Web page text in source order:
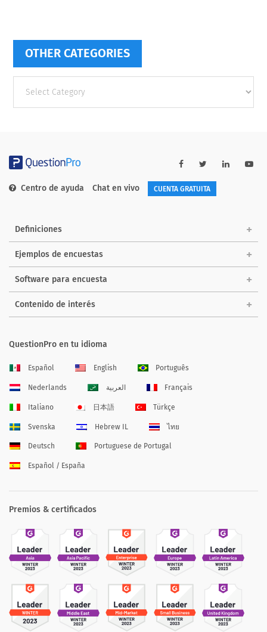
OTHER CATEGORIES
categories
Centro de ayuda Chat en vivo CUENTA GRATUITA
Definiciones
Ejemplos de encuestas
Software para encuesta
Contenido de interés
QuestionPro en tu idioma
Español English Português
Nederlands العربية Français
Italiano 日本語 Türkçe
Svenska Hebrew IL ไทย
Deutsch Portuguese de Portugal
Español / España
Premios & certificados